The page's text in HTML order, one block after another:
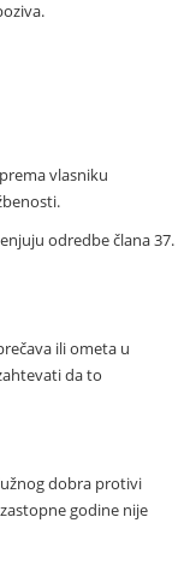
vlasniku
odredbe člana 37.
ili ometa u
da to
dobra protivi
godine nije